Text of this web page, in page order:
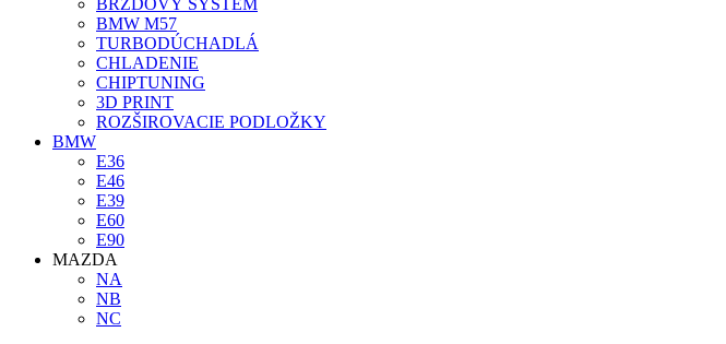
BMW M57
TURBODÚCHADLÁ
CHLADENIE
CHIPTUNING
3D PRINT
ROZŠIROVACIE PODLOŽKY
BMW
E36
E46
E39
E60
E90
MAZDA
NA
NB
NC